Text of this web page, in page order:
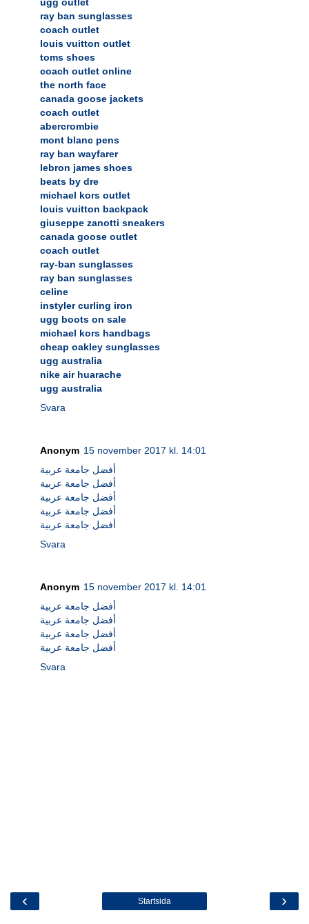
ray ban sunglasses
coach outlet
louis vuitton outlet
toms shoes
coach outlet online
the north face
canada goose jackets
coach outlet
abercrombie
mont blanc pens
ray ban wayfarer
lebron james shoes
beats by dre
michael kors outlet
louis vuitton backpack
giuseppe zanotti sneakers
canada goose outlet
coach outlet
ray-ban sunglasses
ray ban sunglasses
celine
instyler curling iron
ugg boots on sale
michael kors handbags
cheap oakley sunglasses
ugg australia
nike air huarache
ugg australia
Svara
Anonym 15 november 2017 kl. 14:01
أفضل جامعة عربية
أفضل جامعة عربية
أفضل جامعة عربية
أفضل جامعة عربية
أفضل جامعة عربية
Svara
Anonym 15 november 2017 kl. 14:01
أفضل جامعة عربية
أفضل جامعة عربية
أفضل جامعة عربية
أفضل جامعة عربية
Svara
‹ ›
Startsida